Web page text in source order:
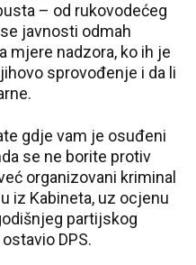
– od rukovodećeg
javnosti odmah
mjere nadzora, ko ih je
sprovođenje i da li
gdje vam je osuđeni
se ne borite protiv
organizovani kriminal
iz Kabineta, uz ocjenu
partijskog
DPS.